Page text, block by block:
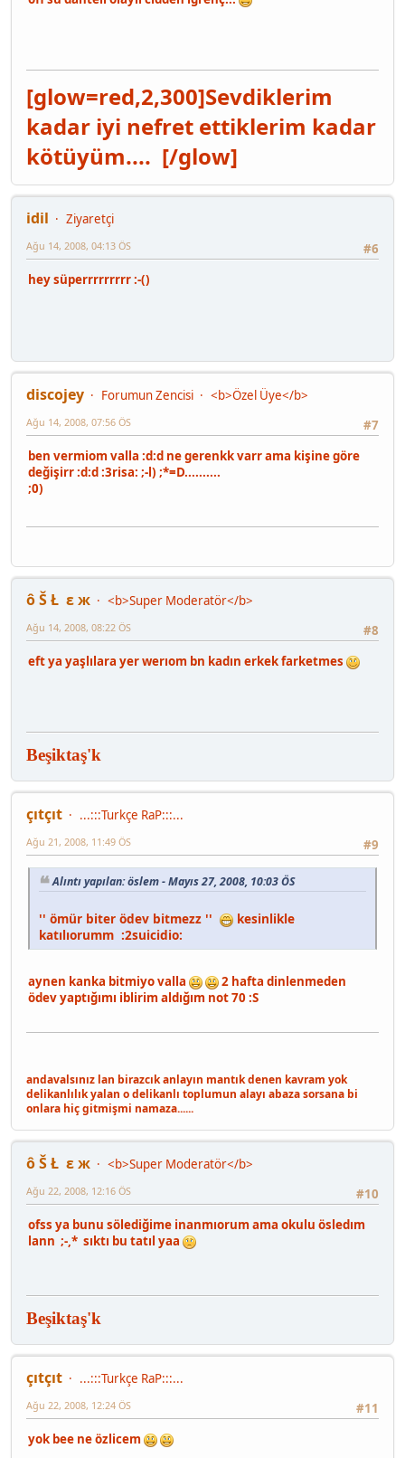
[glow=red,2,300]Sevdiklerim
kadar iyi nefret ettiklerim kadar
kötüyüm.... [/glow]
idil
Ziyaretçi
#6
Ağu 14, 2008, 04:13 ÖS
hey süperrrrrrrrr :-()
discojey Forumun Zencisi
<b>Özel Üye</b>
#7
Ağu 14, 2008, 07:56 ÖS
ben vermiom valla :d:d ne gerenkk varr ama kişine göre
değişirr :d:d :3risa: ;-l) ;*=D..........
;0)
ô Š Ł ε ж
<b>Super Moderatör</b>
#8
Ağu 14, 2008, 08:22 ÖS
eft ya yaşlılara yer werıom bn kadın erkek farketmes
Beşiktaş'k
çıtçıt
...:::Turkçe RaP:::...
#9
Ağu 21, 2008, 11:49 ÖS
Alıntı yapılan: öslem - Mayıs 27, 2008, 10:03 ÖS
'' ömür biter ödev bitmezz ''
kesinlikle
katılıorumm :2suicidio:
aynen kanka bitmiyo valla
2 hafta dinlenmeden
ödev yaptığımı iblirim aldığım not 70 :S
andavalsınız lan birazcık anlayın mantık denen kavram yok
delikanlılık yalan o delikanlı toplumun alayı abaza sorsana bi
onlara hiç gitmişmi namaza......
ô Š Ł ε ж
<b>Super Moderatör</b>
#10
Ağu 22, 2008, 12:16 ÖS
ofss ya bunu sölediğime inanmıorum ama okulu ösledım
lann ;-,* sıktı bu tatıl yaa
Beşiktaş'k
çıtçıt
...:::Turkçe RaP:::...
#11
Ağu 22, 2008, 12:24 ÖS
yok bee ne özlicem